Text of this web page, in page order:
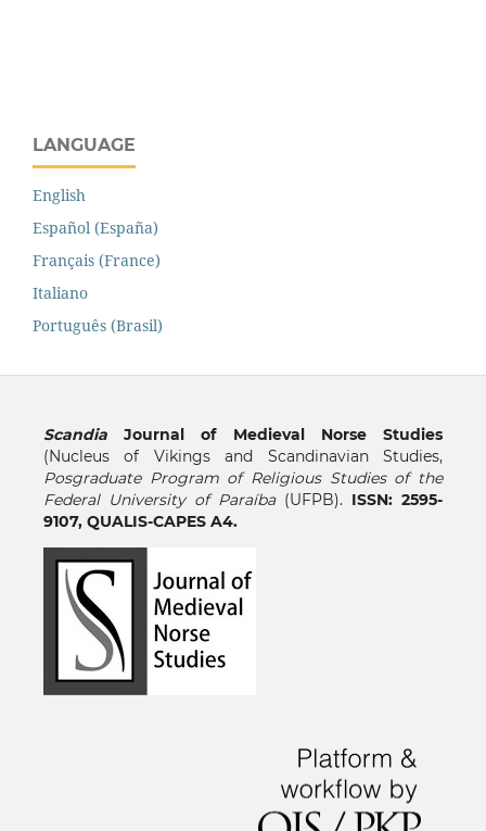
LANGUAGE
English
Español (España)
Français (France)
Italiano
Português (Brasil)
ScandiaJournal of Medieval Norse Studies
(Nucleus of Vikings and Scandinavian Studies,
Posgraduate Program of Religious Studies of the
Federal University of Paraíba(UFPB). ISSN: 2595-
9107, QUALIS-CAPES A4.